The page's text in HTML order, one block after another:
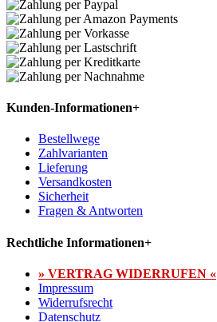
Kunden-Informationen+
Bestellwege
Zahlvarianten
Lieferung
Versandkosten
Sicherheit
Fragen & Antworten
Rechtliche Informationen+
» VERTRAG WIDERRUFEN «
Impressum
Widerrufsrecht
Datenschutz